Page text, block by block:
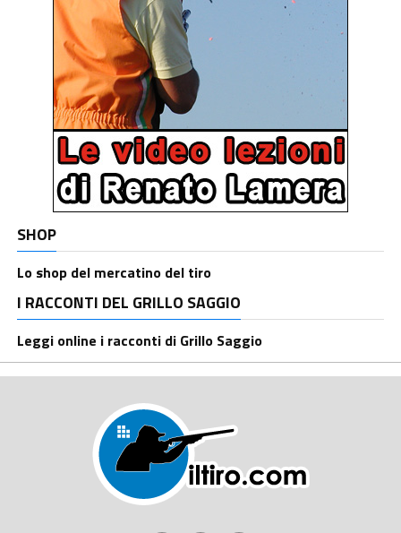
SHOP
Lo shop del mercatino del tiro
I RACCONTI DEL GRILLO SAGGIO
Leggi online i racconti di Grillo Saggio